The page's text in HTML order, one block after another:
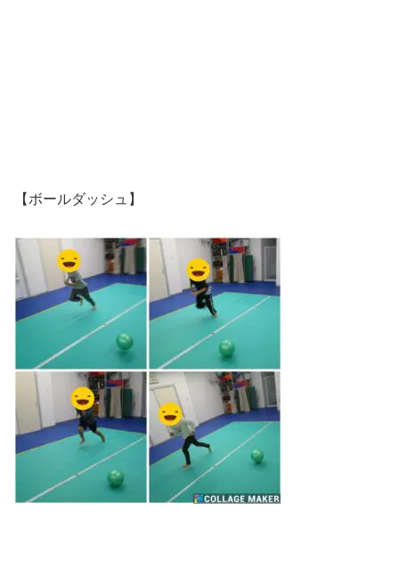
【ボールダッシュ】